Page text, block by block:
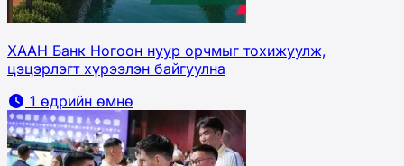
ХААН Банк Ногоон нуур орчмыг тохижуулж,
цэцэрлэгт хүрээлэн байгуулна
1 өдрийн өмнө